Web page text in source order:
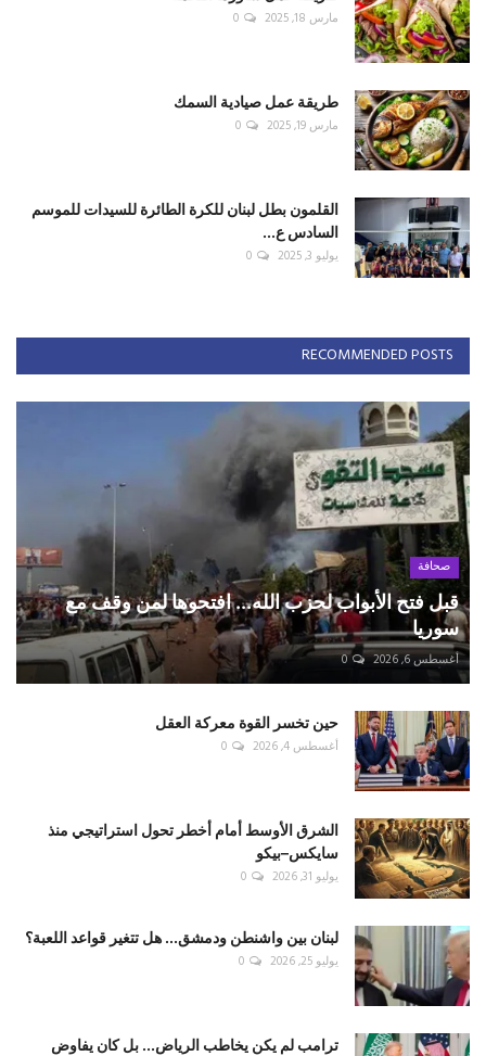
مارس 18, 2025 0
طريقة عمل صيادية السمك
مارس 19, 2025 0
القلمون بطل لبنان للكرة الطائرة للسيدات للموسم
السادس ع...
يوليو 3, 2025 0
RECOMMENDED POSTS
صحافة
قبل فتح الأبواب لحزب الله... افتحوها لمن وقف مع
سوريا
أغسطس 6, 2026 0
حين تخسر القوة معركة العقل
أغسطس 4, 2026 0
الشرق الأوسط أمام أخطر تحول استراتيجي منذ
سايكس–بيكو
يوليو 31, 2026 0
لبنان بين واشنطن ودمشق... هل تتغير قواعد اللعبة؟
يوليو 25, 2026 0
ترامب لم يكن يخاطب الرياض... بل كان يفاوض